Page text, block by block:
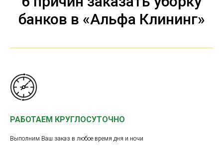
банков в «Альфа Клининг»
РАБОТАЕМ КРУГЛОСУТОЧНО
Выполним Ваш заказ в любое время дня и ночи